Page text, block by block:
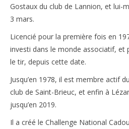
Gostaux du club de Lannion, et lui-
3 mars.
Licencié pour la première fois en
investi dans le monde associatif, et
le tir, depuis cette date.
Jusqu’en 1978, il est membre actif
club de Saint-Brieuc, et enfin à
jusqu’en 2019.
Il a créé le Challenge National